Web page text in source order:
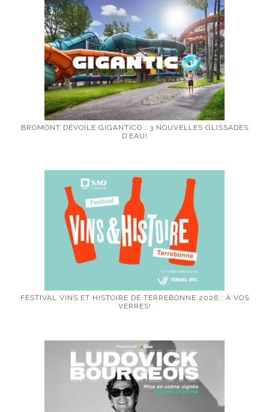
BROMONT DÉVOILE GIGANTICO : 3 NOUVELLES GLISSADES
D’EAU!
FESTIVAL VINS ET HISTOIRE DE TERREBONNE 2026 : À VOS
VERRES!